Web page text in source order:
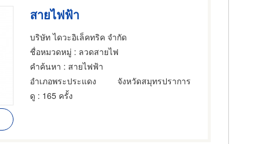
สายไฟฟ้า
บริษัท ไดวะอิเล็คทริค จำกัด
ชื่อหมวดหมู่ : ลวดสายไฟ
คำค้นหา : สายไฟฟ้า
อำเภอพระประแดง
จังหวัดสมุทรปราการ
ดู : 165 ครั้ง